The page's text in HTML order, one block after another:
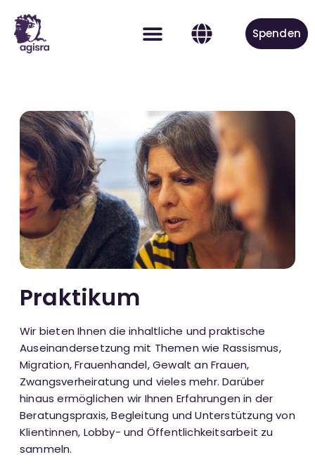
Spenden
Praktikum
Wir bieten Ihnen die inhaltliche und praktische
Auseinandersetzung mit Themen wie Rassismus,
Migration, Frauenhandel, Gewalt an Frauen,
Zwangsverheiratung und vieles mehr. Darüber
hinaus ermöglichen wir Ihnen Erfahrungen in der
Beratungspraxis, Begleitung und Unterstützung von
Klientinnen, Lobby- und Öffentlichkeitsarbeit zu
sammeln.